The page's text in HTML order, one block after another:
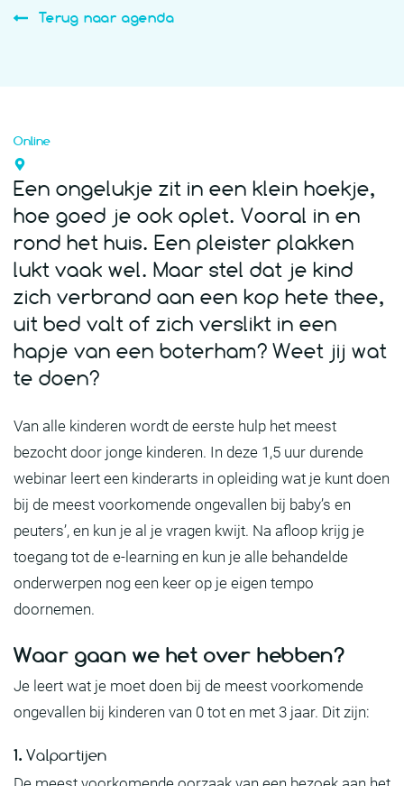
Terug naar agenda
Online
Een ongelukje zit in een klein hoekje,
hoe goed je ook oplet. Vooral in en
rond het huis. Een pleister plakken
lukt vaak wel. Maar stel dat je kind
zich verbrand aan een kop hete thee,
uit bed valt of zich verslikt in een
hapje van een boterham? Weet jij wat
te doen?
Van alle kinderen wordt de eerste hulp het meest
bezocht door jonge kinderen. In deze 1,5 uur durende
webinar leert een kinderarts in opleiding wat je kunt doen
bij de meest voorkomende ongevallen bij baby’s en
peuters’, en kun je al je vragen kwijt. Na afloop krijg je
toegang tot de e-learning en kun je alle behandelde
onderwerpen nog een keer op je eigen tempo
doornemen.
Waar gaan we het over hebben?
Je leert wat je moet doen bij de meest voorkomende
ongevallen bij kinderen van 0 tot en met 3 jaar. Dit zijn:
1. Valpartijen